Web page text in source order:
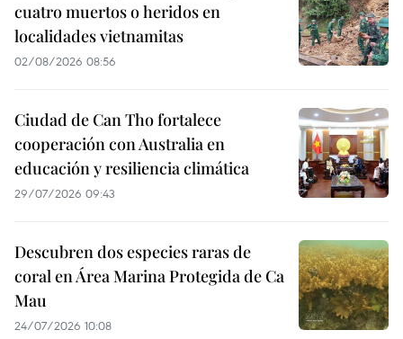
cuatro muertos o heridos en
localidades vietnamitas
02/08/2026 08:56
Ciudad de Can Tho fortalece
cooperación con Australia en
educación y resiliencia climática
29/07/2026 09:43
Descubren dos especies raras de
coral en Área Marina Protegida de Ca
Mau
24/07/2026 10:08